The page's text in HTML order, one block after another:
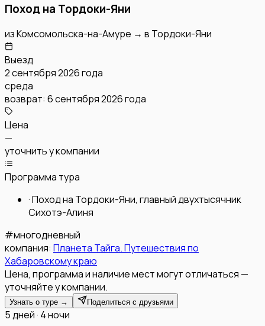
Поход на Тордоки-Яни
изКомсомольска-на-Амуре → в Тордоки-Яни
Выезд
2 сентября 2026 года
среда
возврат: 6 сентября 2026 года
Цена
—
уточнить у компании
Программа тура
·Поход на Тордоки-Яни, главный двухтысячник
Сихотэ-Алиня
#многодневный
компания: Планета Тайга. Путешествия по
Хабаровскому краю
Цена, программа и наличие мест могут отличаться —
уточняйте у компании.
Узнать о туре → Поделиться с друзьями
5 дней · 4 ночи